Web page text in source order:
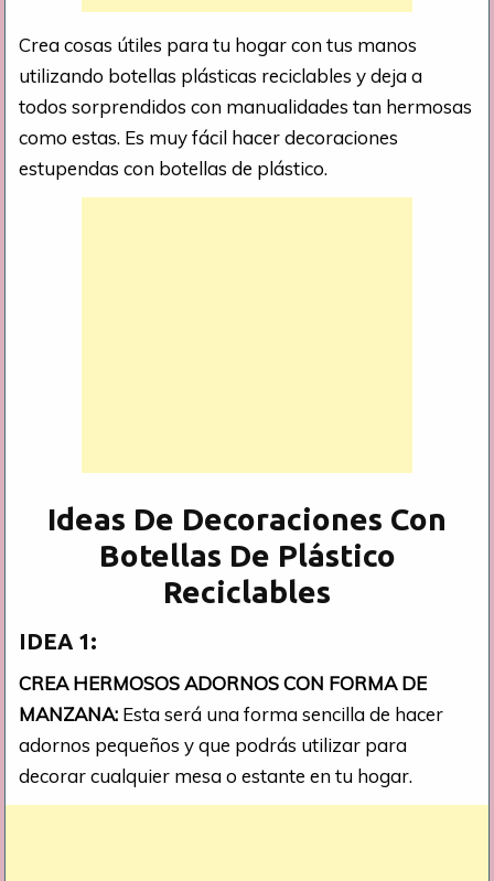
Crea cosas útiles para tu hogar con tus manos
utilizando botellas plásticas reciclables y deja a
todos sorprendidos con manualidades tan hermosas
como estas. Es muy fácil hacer decoraciones
estupendas con botellas de plástico.
Ideas De Decoraciones Con
Botellas De Plástico
Reciclables
IDEA 1:
CREA HERMOSOS ADORNOS CON FORMA DE
MANZANA: Esta será una forma sencilla de hacer
adornos pequeños y que podrás utilizar para
decorar cualquier mesa o estante en tu hogar.